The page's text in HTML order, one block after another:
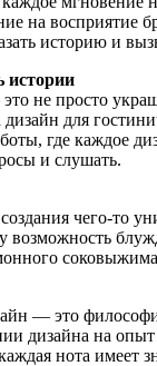
на восприятие
историю и
истории
не просто
для
где каждое
и слушать.
чего-то
возможность
— это
дизайна на
нота имеет